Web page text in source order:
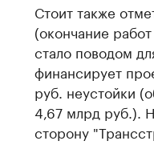
Стоит также
(окончание
стало поводом
финансирует
руб. неустойки
4,67 млрд руб.).
сторону